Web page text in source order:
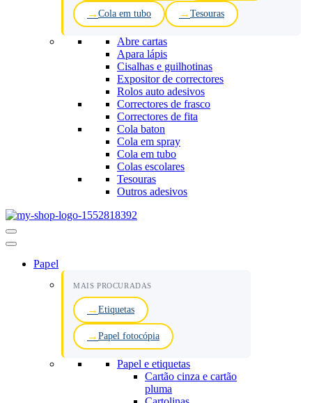
Cola em tubo Tesouras
Abre cartas
Apara lápis
Cisalhas e guilhotinas
Expositor de correctores
Rolos auto adesivos
Correctores de frasco
Correctores de fita
Cola baton
Cola em spray
Cola em tubo
Colas escolares
Tesouras
Outros adesivos
Menu
de
Papel
MAIS PROCURADAS
Etiquetas
Papel fotocópia
Papel e etiquetas
Cartão cinza e cartão
pluma